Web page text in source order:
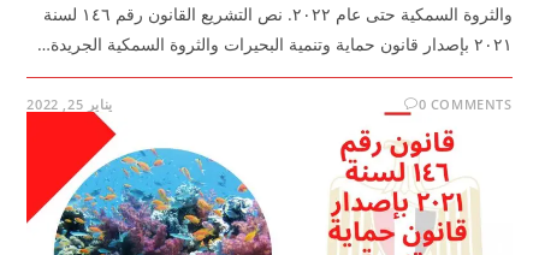
والثروة السمكية حتى عام ٢٠٢٢. نص التشريع القانون رقم ١٤٦ لسنة
٢٠٢١ بإصدار قانون حماية وتنمية البحيرات والثروة السمكية الجريدة…
0 COMMENTS يناير 25, 2022